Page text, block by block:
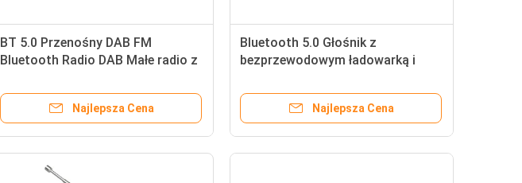
BT 5.0 Przenośny DAB FM
Bluetooth Radio DAB Małe radio z
Najlepsza Cena
Bluetooth 5.0 Głośnik z
bezprzewodowym ładowarką i
Najlepsza Cena